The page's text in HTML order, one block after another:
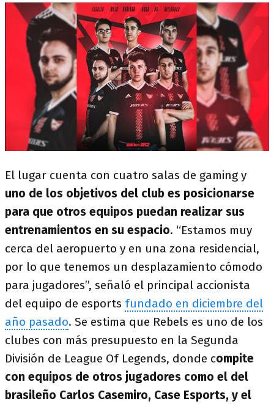
El lugar cuenta con cuatro salas de gaming y
uno de los objetivos del club es posicionarse
para que otros equipos puedan realizar sus
entrenamientos en su espacio. “Estamos muy
cerca del aeropuerto y en una zona residencial,
por lo que tenemos un desplazamiento cómodo
para jugadores”, señaló el principal accionista
del equipo de esports fundado en diciembre del
año pasado. Se estima que Rebels es uno de los
clubes con más presupuesto en la Segunda
División de League Of Legends, donde compite
con equipos de otros jugadores como el del
brasileño Carlos Casemiro, Case Esports, y el